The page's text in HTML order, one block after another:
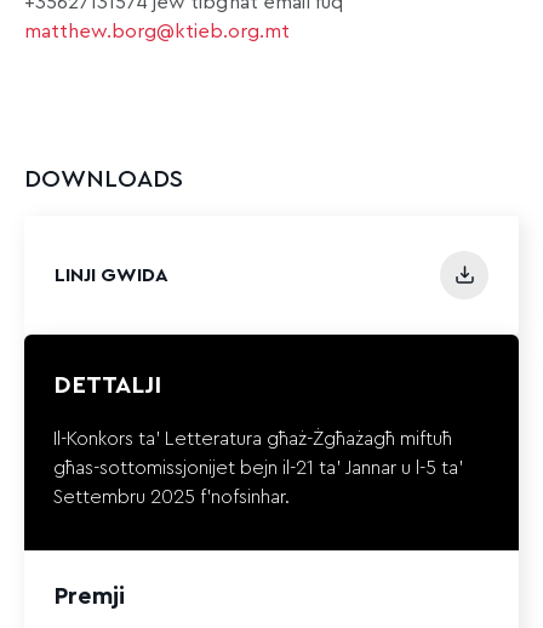
matthew.borg@ktieb.org.mt
DOWNLOADS
LINJI GWIDA
DETTALJI
Il-Konkors ta’ Letteratura għaż-Żgħażagħ miftuħ
għas-sottomissjonijet bejn il-21 ta’ Jannar u l-5 ta’
Settembru 2025 f’nofsinhar.
Premji